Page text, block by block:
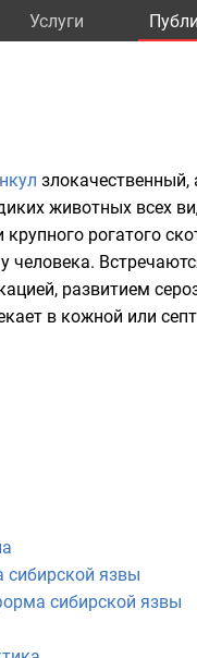
Услуги
злокачественный,
животных всех
крупного рогатого
человека.
, развитием
в кожной или
язвы
сибирской язвы